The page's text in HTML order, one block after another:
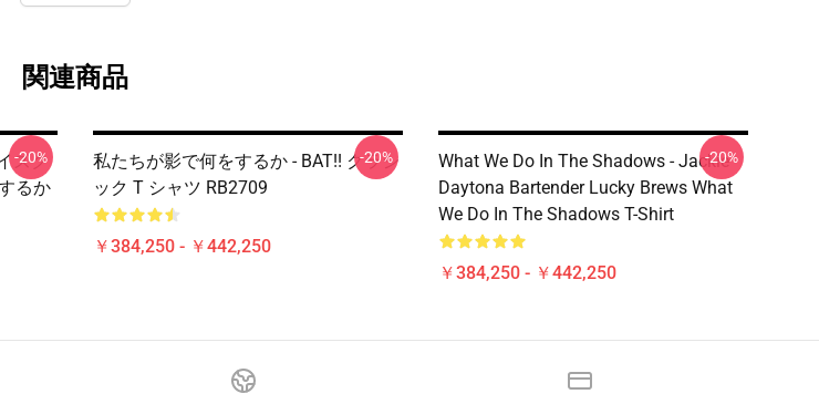
関連商品
ズク
るか
-20%
私たちが影で何をするか - BAT!! クラシ
ック T シャツ RB2709
￥384,250 - ￥442,250
-20%
What We Do In The Shadows - Jackie
Daytona Bartender Lucky Brews What
We Do In The Shadows T-Shirt
￥384,250 - ￥442,250
-20%